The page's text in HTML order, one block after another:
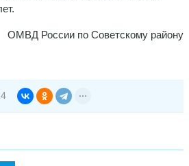
ОМВД России по Советскому району